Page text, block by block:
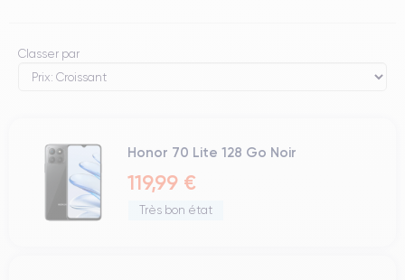
Classer par
Honor 70 Lite 128 Go Noir
119,99 €
Très bon état